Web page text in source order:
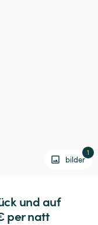
bilder
1
undauf
per natt